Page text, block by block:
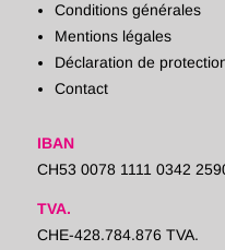
Conditions générales
Mentions légales
Déclaration de
Contact
IBAN
CH53 0078 1111 0342
TVA.
CHE-428.784.876 TVA.